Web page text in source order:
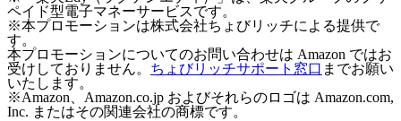
ペイド型電子マネーサービスです。
※本プロモーションは株式会社ちょびリッチによる提供で
す。
本プロモーションについてのお問い合わせは Amazon ではお
受けしておりません。 ちょびリッチサポート窓口 までお願い
いたします。
※Amazon、Amazon.co.jp およびそれらのロゴは Amazon.com,
Inc. またはその関連会社の商標です。